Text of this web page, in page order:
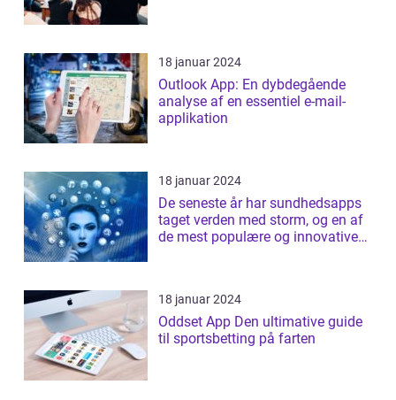
18 januar 2024
Outlook App: En dybdegående
analyse af en essentiel e-mail-
applikation
18 januar 2024
De seneste år har sundhedsapps
taget verden med storm, og en af
de mest populære og innovative
18 januar 2024
Oddset App Den ultimative guide
til sportsbetting på farten